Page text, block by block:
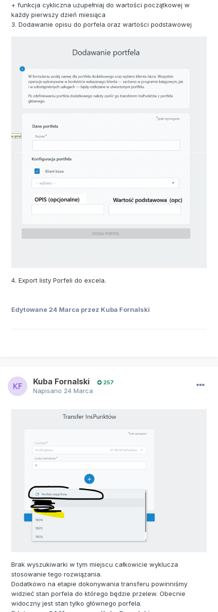
+ funkcja cykliczna uzupełniaj do wartości początkowej w
każdy pierwszy dzień miesiąca
3. Dodawanie opisu do porfela oraz wartości podstawowej
4. Export listy Porfeli do excela.
Edytowane 24 Marca przez Kuba Fornalski
Kuba Fornalski 257
Napisano 24 Marca
Brak wyszukiwarki w tym miejscu całkowicie wyklucza
stosowanie tego rozwiązania.
Dodatkowo na etapie dokonywania transferu powinniśmy
widzieć stan porfela do którego będzie przelew. Obecnie
widoczny jest stan tylko głównego porfela.